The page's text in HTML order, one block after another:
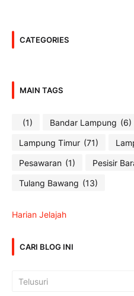
CATEGORIES
MAIN TAGS
(1) Bandar Lampung (6)
Lampung Timur (71)
Pesawaran (1) Pesisir
Tulang Bawang (13)
Harian Jelajah
CARI BLOG INI